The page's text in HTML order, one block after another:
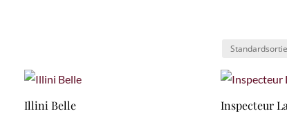
Illini Belle Inspecteur